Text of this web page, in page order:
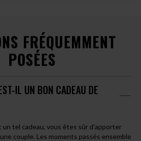
FRÉQUEMMENT
POSÉES
IL UN BON CADEAU DE
un tel cadeau, vous êtes sûr d'apporter
couple. Les moments passés ensemble